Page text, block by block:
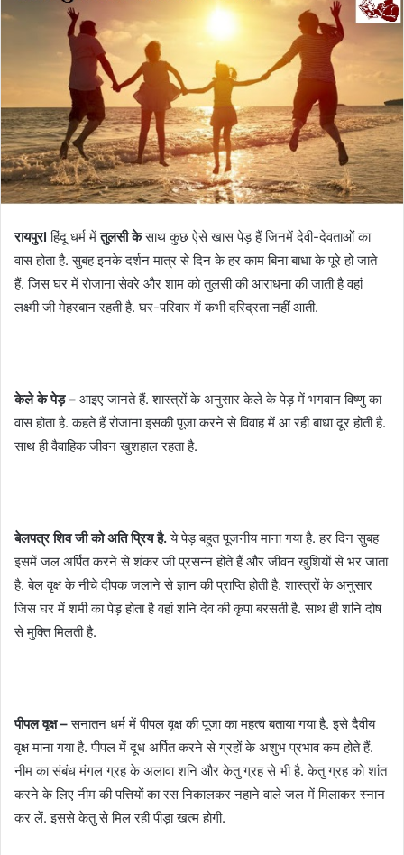
रायपुरIहिंदू धर्म मेंतुलसी केसाथ कुछ ऐसे खास पेड़ हैं जिनमें देवी-देवताओं का
वास होता है. सुबह इनके दर्शन मात्र से दिन के हर काम बिना बाधा के पूरे हो जाते
हैं. जिस घर में रोजाना सेवरे और शाम को तुलसी की आराधना की जाती है वहां
लक्ष्मी जी मेहरबान रहती है. घर-परिवार में कभी दरिद्रता नहीं आती.
केले के पेड़ – आइए जानते हैं. शास्त्रों के अनुसार केले के पेड़ में भगवान विष्णु का
वास होता है. कहते हैं रोजाना इसकी पूजा करने से विवाह में आ रही बाधा दूर होती है.
साथ ही वैवाहिक जीवन खुशहाल रहता है.
बेलपत्र शिव जी को अति प्रिय है.ये पेड़ बहुत पूजनीय माना गया है. हर दिन सुबह
इसमें जल अर्पित करने से शंकर जी प्रसन्न होते हैं और जीवन खुशियों से भर जाता
है. बेल वृक्ष के नीचे दीपक जलाने से ज्ञान की प्राप्ति होती है. शास्त्रों के अनुसार
जिस घर में शमी का पेड़ होता है वहां शनि देव की कृपा बरसती है. साथ ही शनि दोष
से मुक्ति मिलती है.
पीपल वृक्ष –सनातन धर्म में पीपल वृक्ष की पूजा का महत्व बताया गया है. इसे दैवीय
वृक्ष माना गया है. पीपल में दूध अर्पित करने से ग्रहों के अशुभ प्रभाव कम होते हैं.
नीम का संबंध मंगल ग्रह के अलावा शनि और केतु ग्रह से भी है. केतु ग्रह को शांत
करने के लिए नीम की पत्तियों का रस निकालकर नहाने वाले जल में मिलाकर स्नान
कर लें. इससे केतु से मिल रही पीड़ा खत्म होगी.